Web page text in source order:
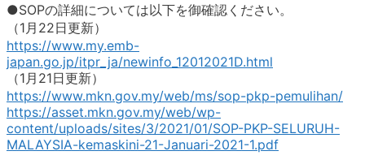
●SOPの詳細については以下を御確認ください。
（1月22日更新）
https://www.my.emb-
japan.go.jp/itpr_ja/newinfo_12012021D.html
（1月21日更新）
https://www.mkn.gov.my/web/ms/sop-pkp-pemulihan/
https://asset.mkn.gov.my/web/wp-
content/uploads/sites/3/2021/01/SOP-PKP-SELURUH-
MALAYSIA-kemaskini-21-Januari-2021-1.pdf